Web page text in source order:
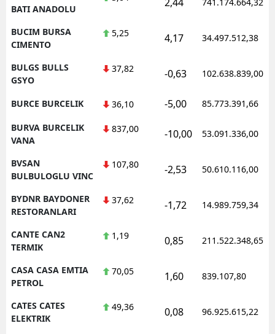
BATI ANADOLU
BUCIM BURSA
CIMENTO
5,25 4,17 34.497.512,38
BULGS BULLS
GSYO
37,82 -0,63 102.638.839,00
BURCE BURCELIK 36,10 -5,00 85.773.391,66
BURVA BURCELIK
VANA
837,00 -10,00 53.091.336,00
BVSAN
BULBULOGLU VINC
107,80 -2,53 50.610.116,00
BYDNR BAYDONER
RESTORANLARI
37,62 -1,72 14.989.759,34
CANTE CAN2
TERMIK
1,19 0,85 211.522.348,65
CASA CASA EMTIA
PETROL
70,05 1,60 839.107,80
CATES CATES
ELEKTRIK
49,36 0,08 96.925.615,22